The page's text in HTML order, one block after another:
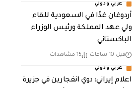
عربي ودولي
أردوغان غدًا في السعودية للقاء
ولي عهد المملكة ورئيس الوزراء
الباكستاني
قبل 10 ساعات 15 مشاهدات
عربي ودولي
اعلام إيراني: دوي انفجارين في جزيرة